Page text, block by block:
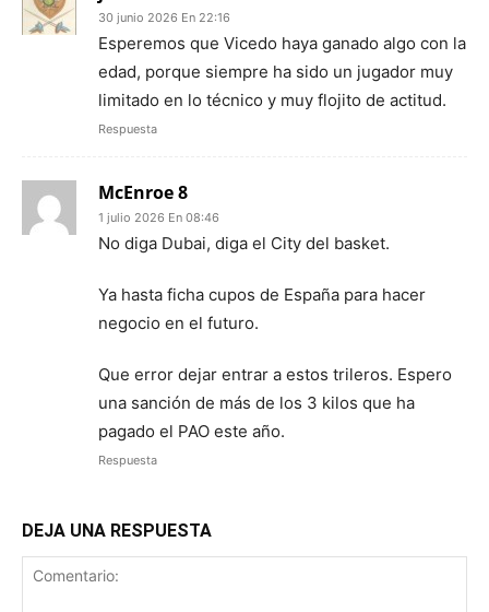
30 junio 2026 En 22:16
Esperemos que Vicedo haya ganado algo con la
edad, porque siempre ha sido un jugador muy
limitado en lo técnico y muy flojito de actitud.
Respuesta
McEnroe 8
1 julio 2026 En 08:46
No diga Dubai, diga el City del basket.
Ya hasta ficha cupos de España para hacer
negocio en el futuro.
Que error dejar entrar a estos trileros. Espero
una sanción de más de los 3 kilos que ha
pagado el PAO este año.
Respuesta
DEJA UNA RESPUESTA